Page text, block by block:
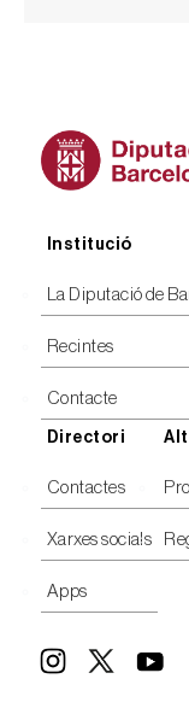
Peu
Institució
La Diputació de
Recintes
Contacte
Directori
Contactes
Xarxes socials
Apps